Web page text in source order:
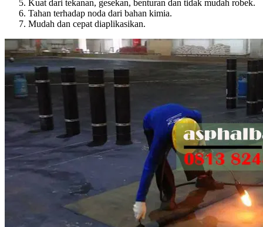
Kuat dari tekanan, gesekan, benturan dan tidak mudah robek.
Tahan terhadap noda dari bahan kimia.
Mudah dan cepat diaplikasikan.